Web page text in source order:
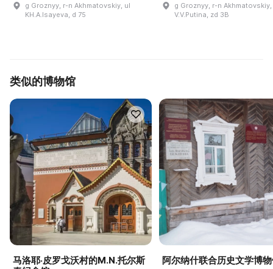
g Groznyy, r-n Akhmatovskiy, ul
KH.A.Isayeva, d 75
g Groznyy, r-n
V.V.Putina, zd 3B
类似的博物馆
马洛耶·皮罗戈沃村的M.N.托尔斯
阿尔纳什联合历史文学博